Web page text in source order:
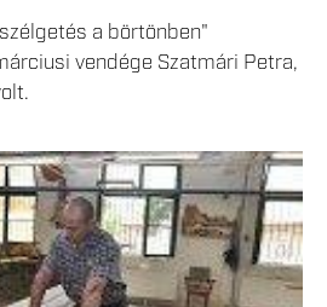
a börtönben"
vendége Szatmári Petra,